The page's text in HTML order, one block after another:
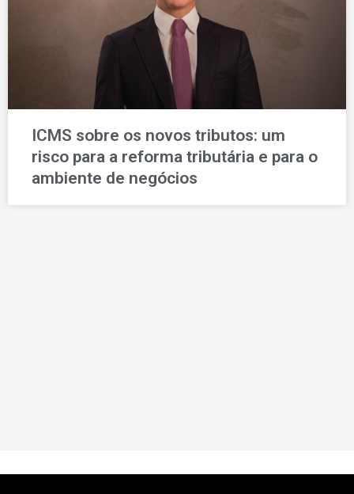
ICMS sobre os novos tributos: um
risco para a reforma tributária e para o
ambiente de negócios